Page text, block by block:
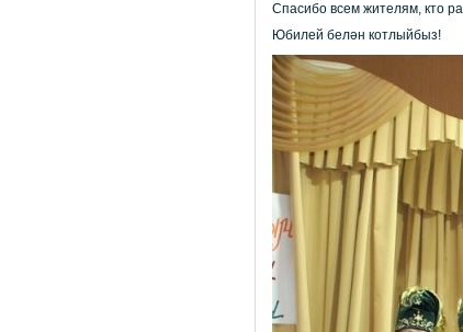
Спасибо всем жителям, кто
Юбилей белән котлыйбыз!